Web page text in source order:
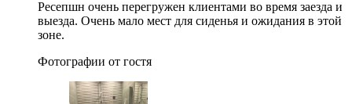
Ресепшн очень перегружен клиентами во время заезда и
выезда. Очень мало мест для сиденья и ожидания в этой
зоне.
Фотографии от гостя